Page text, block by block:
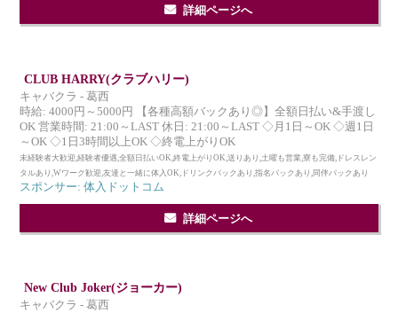
詳細ページへ
CLUB HARRY(クラブハリー)
キャバクラ - 葛西
時給: 4000円～5000円 【各種高額バックあり◎】全額日払い&手渡し
OK 営業時間: 21:00～LAST 休日: 21:00～LAST ◇月1日～OK ◇週1日
～OK ◇1日3時間以上OK ◇終電上がりOK
未経験者大歓迎,経験者優遇,全額日払いOK,終電上がりOK,送りあり,土曜も営業,寮も完備,ドレスレン
タルあり,Wワーク歓迎,友達と一緒に体入OK,ドリンクバックあり,指名バックあり,同伴バックあり
スポンサー: 体入ドットコム
詳細ページへ
New Club Joker(ジョーカー)
キャバクラ - 葛西